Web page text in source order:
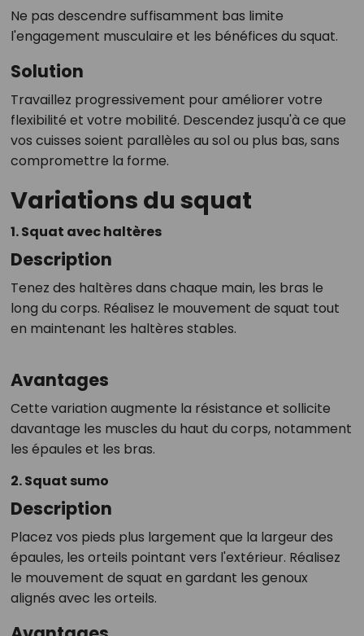
Ne pas descendre suffisamment bas limite
l'engagement musculaire et les bénéfices du squat.
Solution
Travaillez progressivement pour améliorer votre
flexibilité et votre mobilité. Descendez jusqu'à ce que
vos cuisses soient parallèles au sol ou plus bas, sans
compromettre la forme.
Variations du squat
1. Squat avec haltères
Description
Tenez des haltères dans chaque main, les bras le
long du corps. Réalisez le mouvement de squat tout
en maintenant les haltères stables.
Avantages
Cette variation augmente la résistance et sollicite
davantage les muscles du haut du corps, notamment
les épaules et les bras.
2. Squat sumo
Description
Placez vos pieds plus largement que la largeur des
épaules, les orteils pointant vers l'extérieur. Réalisez
le mouvement de squat en gardant les genoux
alignés avec les orteils.